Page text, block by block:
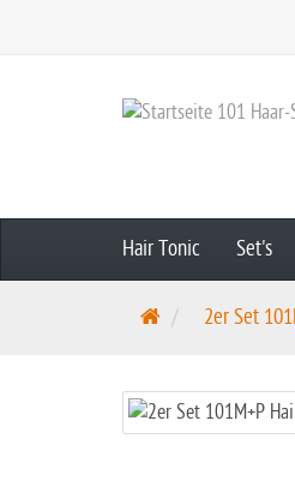
Hair Tonic Set's
S
r
t
2er Set